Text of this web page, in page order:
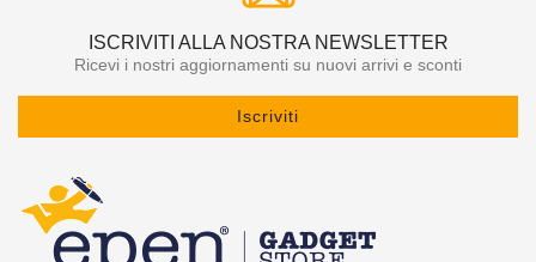
ISCRIVITI ALLA NOSTRA NEWSLETTER
Ricevi i nostri aggiornamenti su nuovi arrivi e sconti
Iscriviti